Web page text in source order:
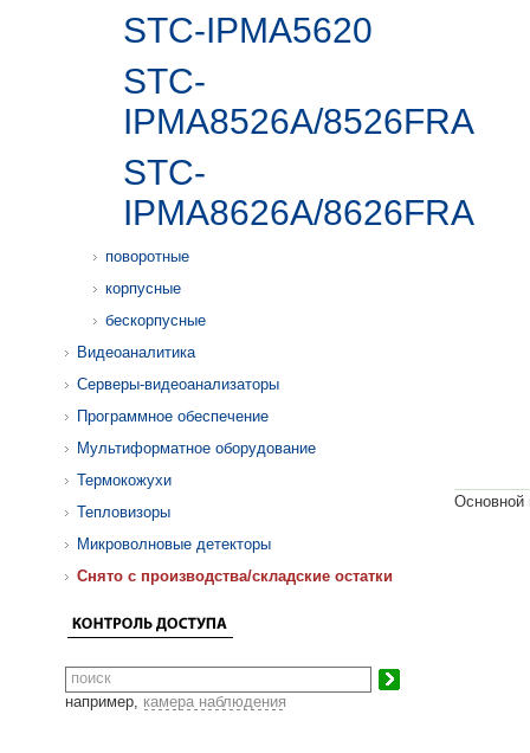
STC-IPMА5620
STC-
IPMA8526A/8526FRA
STC-
IPMA8626A/8626FRA
поворотные
корпусные
бескорпусные
Видеоаналитика
Серверы-видеоанализаторы
Программное обеспечение
Мультиформатное оборудование
Термокожухи
Тепловизоры
Микроволновые детекторы
Cнято с производства/складские остатки
например, камера наблюдения
Основной